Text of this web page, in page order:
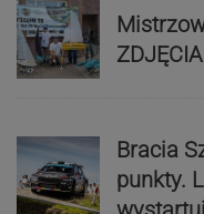
ZDJĘCIA
Bracia
punkty.